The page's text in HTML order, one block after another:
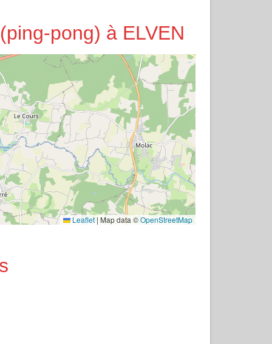
pong) à ELVEN
Leaflet | Map data ©OpenStreetMap